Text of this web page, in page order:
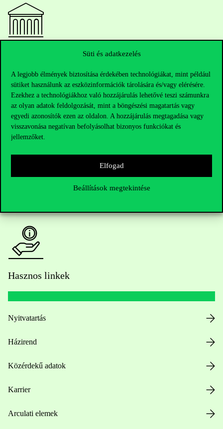
Süti és adatkezelés
A legjobb élmények biztosítása érdekében technológiákat, mint például
sütiket használunk az eszközinformációk tárolására és/vagy elérésére.
Ezekhez a technológiákhoz való hozzájárulás lehetővé teszi számunkra
az olyan adatok feldolgozását, mint a böngészési magatartás vagy
egyedi azonosítók ezen az oldalon. A hozzájárulás megtagadása vagy
visszavonása negatívan befolyásolhat bizonyos funkciókat és
jellemzőket.
Elfogad
Beállítások megtekintése
Telefonszám:+36 1 482 5000
Kérdésed van a felvételivel kapcsolatban?
HUB jelenlegi hallgatóinknak
press@uni-corvinus.hu
Hasznos linkek
Nyitvatartás
Házirend
Közérdekű adatok
Karrier
Arculati elemek